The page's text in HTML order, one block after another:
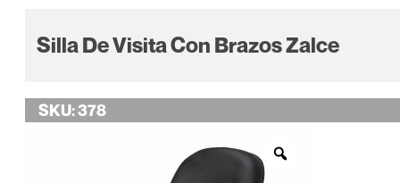
Silla De Visita Con Brazos Zalce
SKU:378